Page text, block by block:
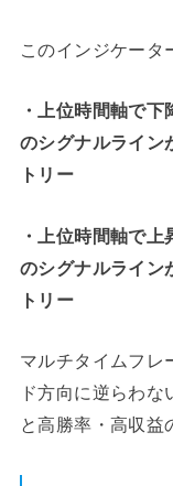
このインジケータ
・上位時間軸で
のシグナルライン
トリー
・上位時間軸で
のシグナルライン
トリー
マルチタイムフレ
ド方向に逆らわ
と高勝率・高収益